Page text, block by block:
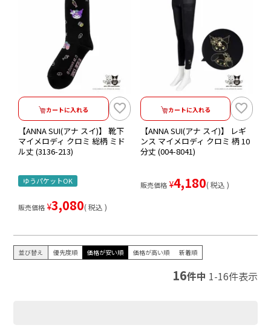
カートに入れる
【ANNA SUI(アナ スイ)】 靴下
マイメロディ クロミ 総柄 ミド
ル丈 (3136-213)
ゆうパケットOK
販売価格 ¥3,080 税込
カートに入れる
【ANNA SUI(アナ スイ)】 レギ
ンス マイメロディ クロミ 柄 10
分丈 (004-8041)
販売価格 ¥4,180 税込
並び替え 優先度順 価格が安い順 価格が高い順 新着順
16件中 1-16件表示